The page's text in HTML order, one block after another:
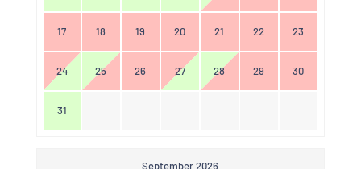
17 18 19 20 21 22 23
24 25 26 27 28 29 30
31
September 2026